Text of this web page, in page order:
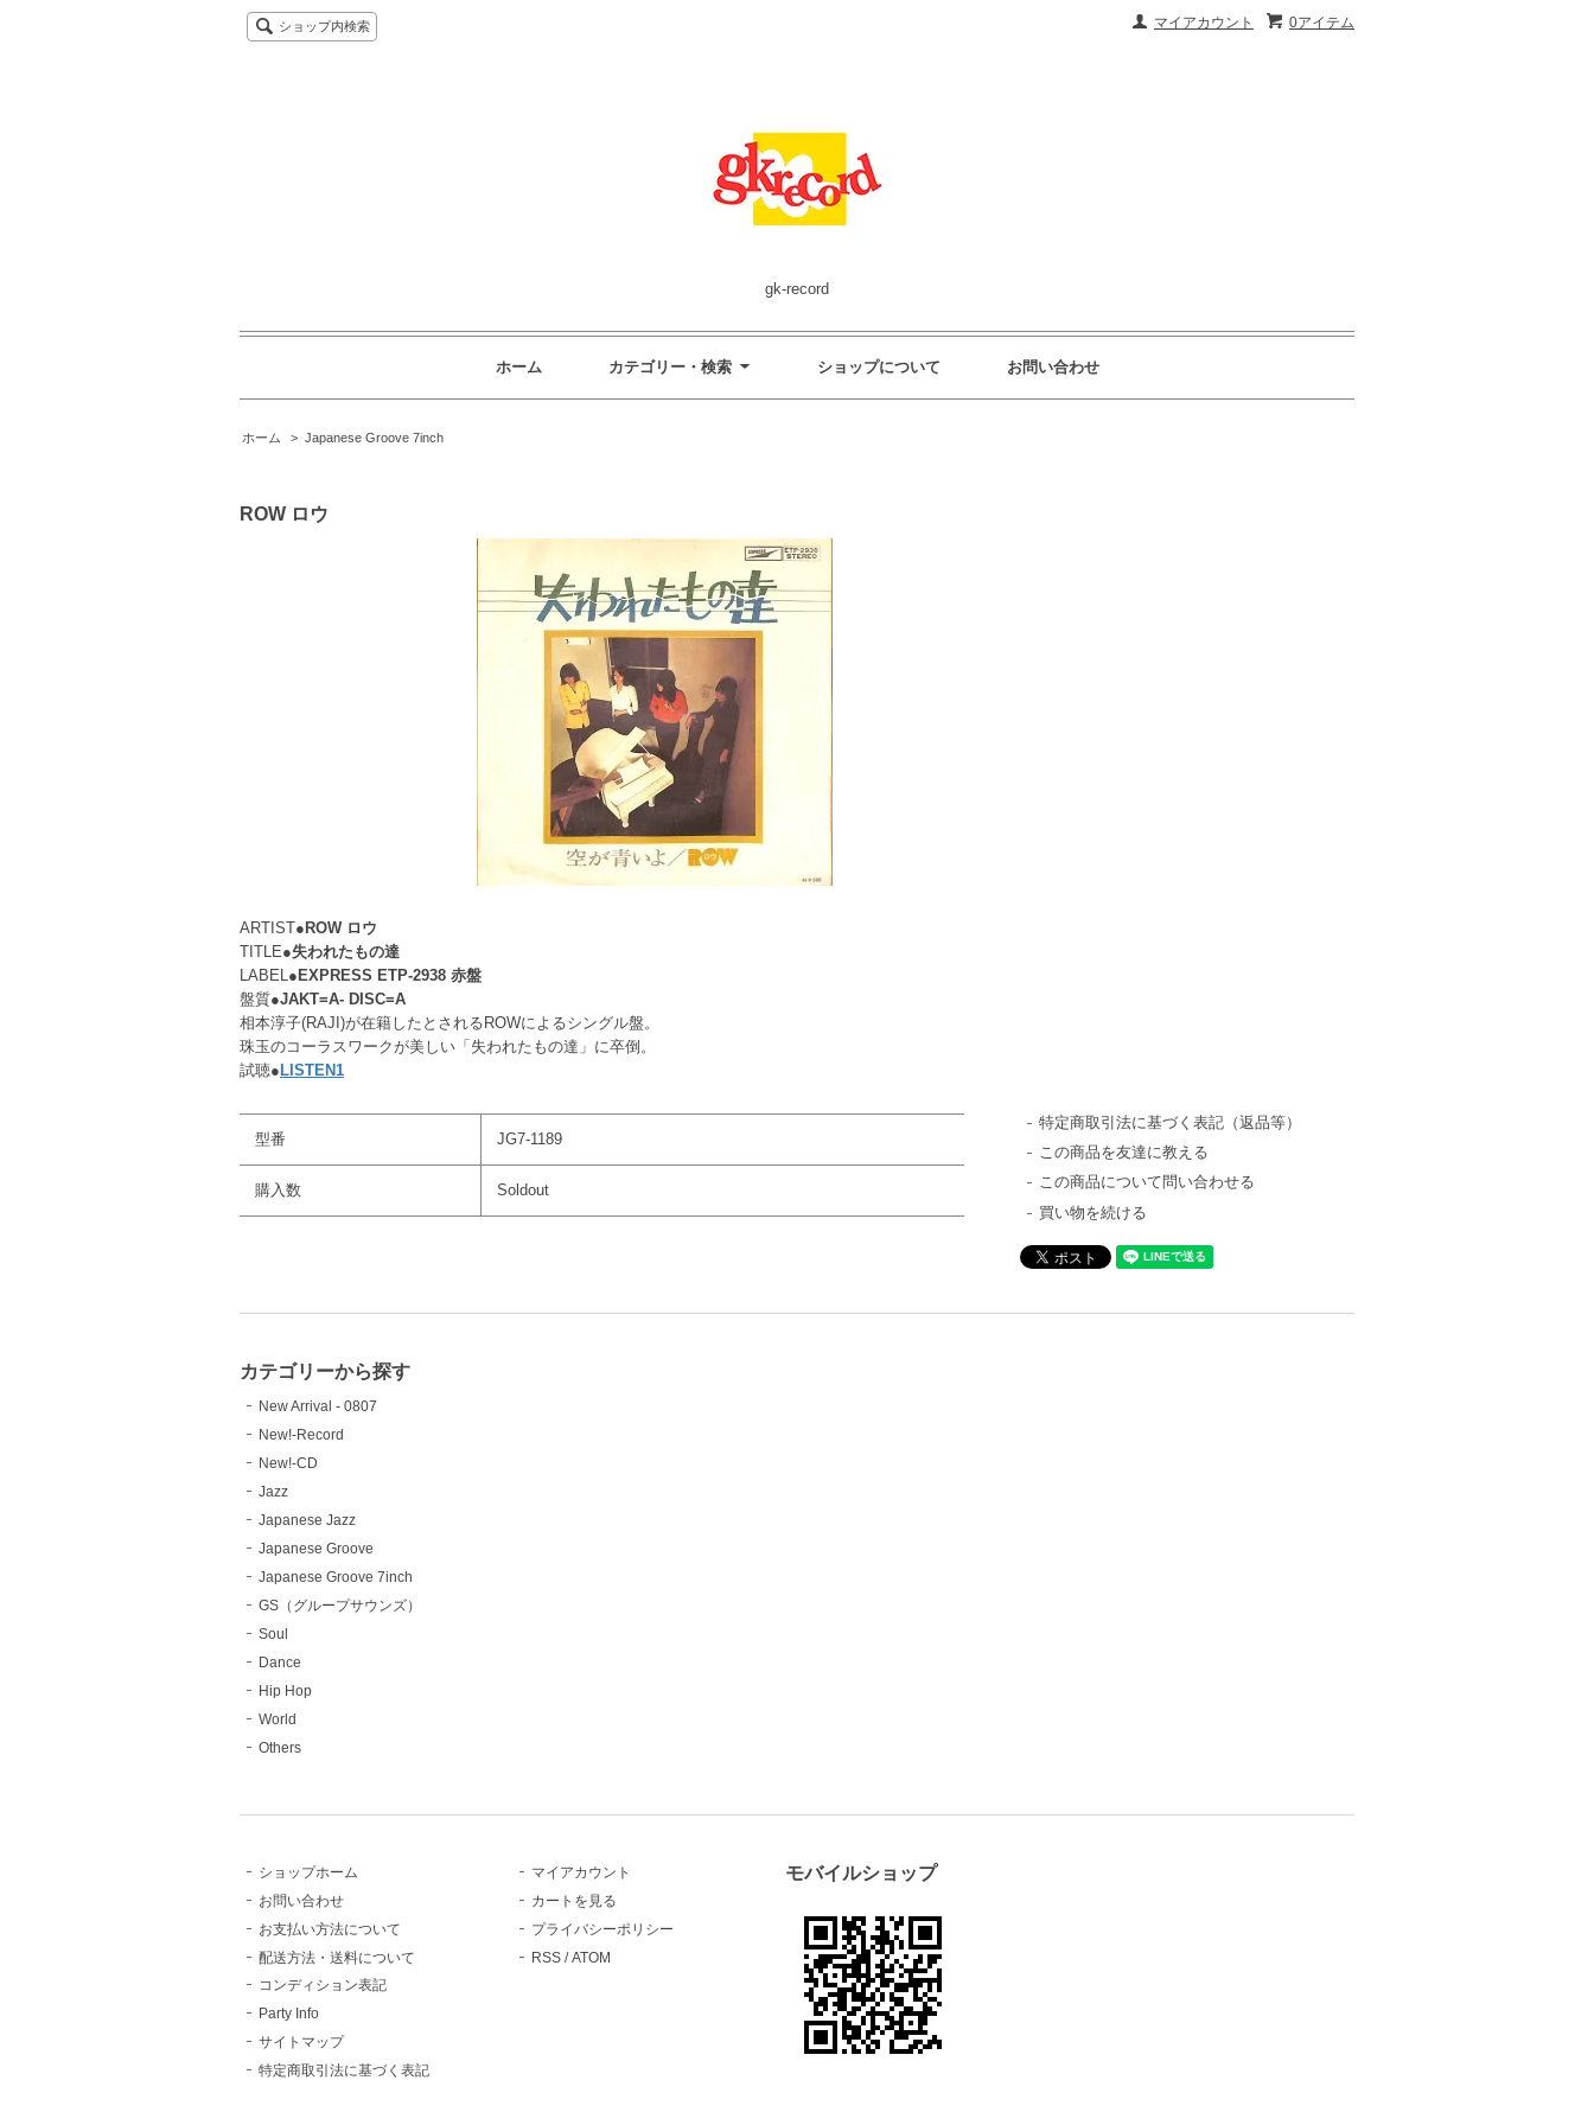
0アイテム
マイアカウント
ショップ内検索
gk-record
ホーム カテゴリー・検索 ショップについて お問い合わせ
ホーム > Japanese Groove 7inch
ROW ロウ
ARTIST● ROW ロウ
TITLE●失われたもの達
LABEL● EXPRESS ETP-2938 赤盤
盤質●JAKT=A- DISC=A
相本淳子(RAJI)が在籍したとされるROWによるシングル盤。
珠玉のコーラスワークが美しい「失われたもの達」に卒倒。
試聴● LISTEN1
型番 JG7-1189
購入数 Soldout
特定商取引法に基づく表記（返品等）
この商品を友達に教える
この商品について問い合わせる
買い物を続ける
カテゴリーから探す
New Arrival - 0807
New!-Record
New!-CD
Jazz
Japanese Jazz
Japanese Groove
Japanese Groove 7inch
GS（グループサウンズ）
Soul
Dance
Hip Hop
World
Others
ショップホーム
お問い合わせ
お支払い方法について
配送方法・送料について
コンディション表記
Party Info
サイトマップ
特定商取引法に基づく表記
マイアカウント
カートを見る
プライバシーポリシー
RSS /ATOM
モバイルショップ